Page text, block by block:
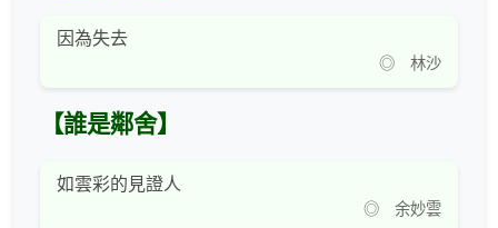
因為失去
◎ 林沙
【誰是鄰舍】
如雲彩的見證人
◎ 余妙雲